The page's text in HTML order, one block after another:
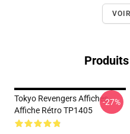
Tokyo Revengers Affiches -
Affiche Rétro TP1405
-27%